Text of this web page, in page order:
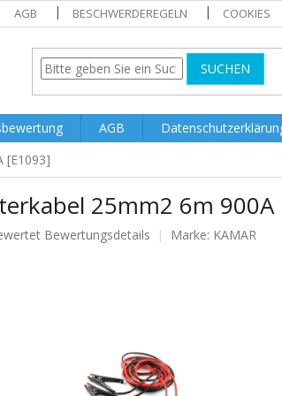
AGB BESCHWERDEREGELN COOKIES
SUCHEN
AGB
[E1093]
25mm2 6m 900A
Bewertungsdetails Marke: KAMAR